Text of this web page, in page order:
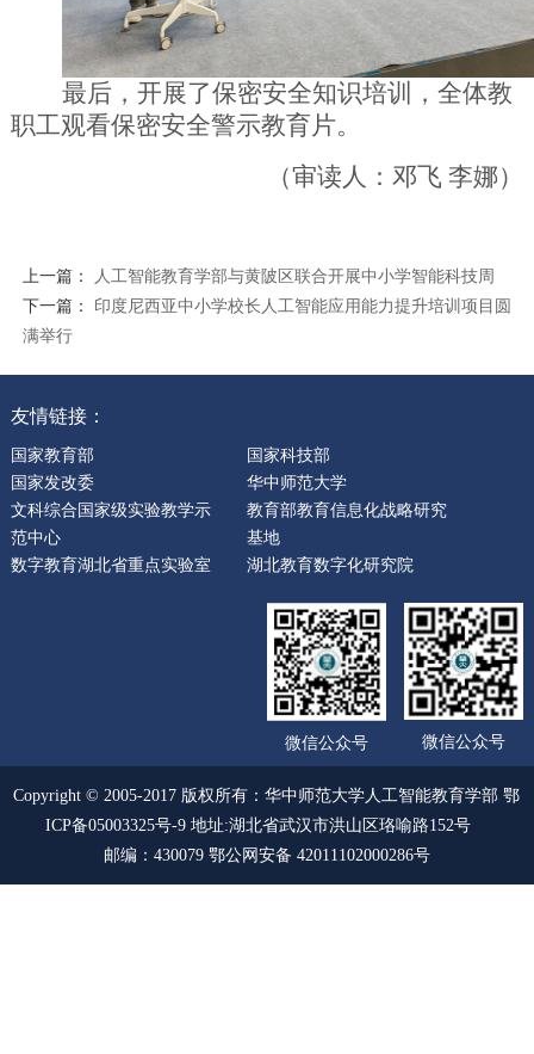
最后，开展了保密安全知识培训，全体教
职工观看保密安全警示教育片。
（审读人：邓飞 李娜）
上一篇：
人工智能教育学部与黄陂区联合开展中小学智能科技周
下一篇： 印度尼西亚中小学校长人工智能应用能力提升培训项目圆
满举行
友情链接：
国家教育部
国家科技部
国家发改委
华中师范大学
文科综合国家级实验教学示
范中心
教育部教育信息化战略研究
基地
数字教育湖北省重点实验室
湖北教育数字化研究院
微信公众号 微信公众号
Copyright © 2005-2017 版权所有：华中师范大学人工智能教育学部 鄂
ICP备05003325号-9 地址:湖北省武汉市洪山区珞喻路152号
邮编：430079 鄂公网安备 42011102000286号